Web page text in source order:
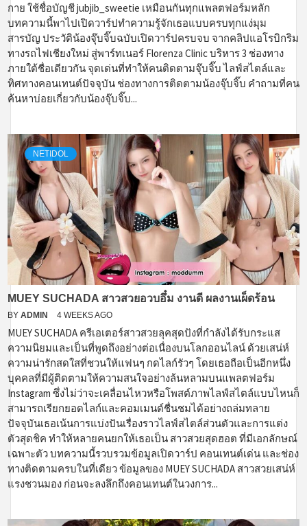
กาย ใช้ชื่อบัญชี jubjib_sweetie เหมือนกันทุกแพลตฟอร์มหลัก
บทความนี้พาไปเปิดวาร์ปทำความรู้จักเธอแบบครบทุกแง่มุม
สารบัญ ประวัติน้องจุ๊บจิ๊บฉบับเปิดวาร์ปครบจบ จากคลิปแอโรบิกริม
ทางรถไฟเชียงใหม่ สู่พาร์ทเนอร์ Florenza Clinic บริหาร 3 ช่องทาง
ภายใต้ชื่อเดียวกัน จุดเด่นที่ทำให้คนติดตามจุ๊บจิ๊บ ไลฟ์สไตล์และ
ทิศทางคอนเทนต์ปัจจุบัน ช่องทางการติดตามน้องจุ๊บจิ๊บ คำถามที่คน
ค้นหาบ่อยเกี่ยวกับน้องจุ๊บจิ๊บ...
NETIDOL
MUEY SUCHADA สาวสวยอวบอึ๋ม งานดี ผลงานเผ็ดร้อน
BY ADMIN 4 WEEKS AGO
MUEY SUCHADA ครีเอเตอร์สาวสวยลุคสุดปังที่กำลังได้รับกระแส
ความนิยมและเป็นที่พูดถึงอย่างต่อเนื่องบนโลกออนไลน์ ด้วยเสน่ห์
ความน่ารักสดใสที่ชวนให้แฟนๆ กดไลก์รัวๆ โดยเธอถือเป็นอีกหนึ่ง
บุคคลที่มีผู้ติดตามให้ความสนใจอย่างล้นหลามบนแพลตฟอร์ม
Instagram ซึ่งไม่ว่าจะเคลื่อนไหวหรือโพสต์ภาพไลฟ์สไตล์แบบไหนก็
สามารถเรียกยอดไลก์และคอมเมนต์ชื่นชมได้อย่างถล่มทลาย
ปัจจุบันเธอเน้นการแบ่งปันเรื่องราวไลฟ์สไตล์ส่วนตัวและการแต่ง
ตัวสุดชิค ทำให้หลายคนยกให้เธอเป็น สาวสวยสุดฮอต ที่มีเอกลักษณ์
เฉพาะตัว บทความนี้รวบรวมข้อมูลเปิดวาร์ป คอนเทนต์เด่น และช่อง
ทางติดตามครบในที่เดียว ข้อมูลของ MUEY SUCHADA สาวสวยเสน่ห์
แรงชวนมอง ก่อนจะลงลึกถึงคอนเทนต์ในวงการ...